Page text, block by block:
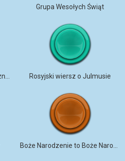
Grupa Wesołych Świąt
Rosyjski wiersz o Julmusie